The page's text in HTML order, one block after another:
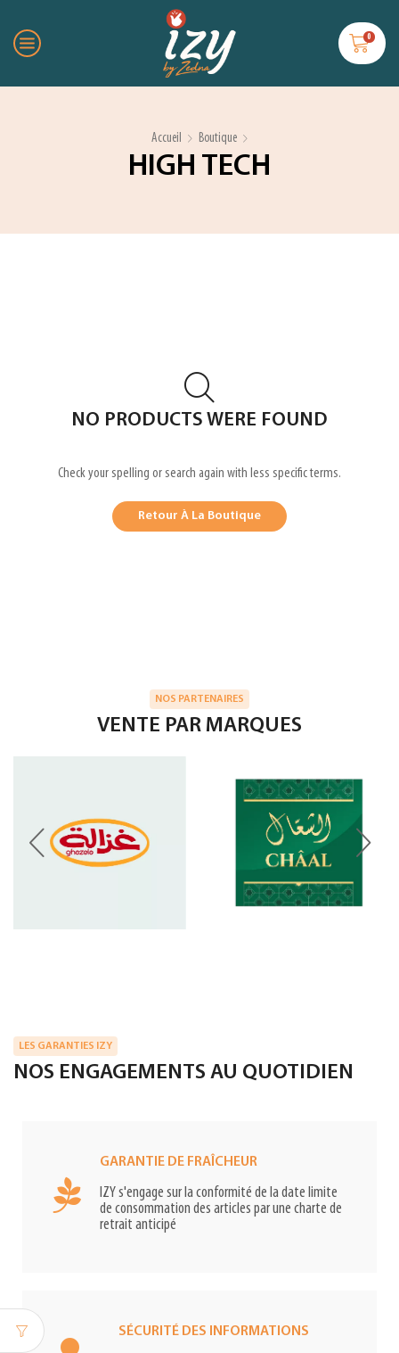
0
Accueil Boutique
HIGH TECH
NO PRODUCTS WERE FOUND
Check your spelling or search again with less specific terms.
Retour À La Boutique
NOS PARTENAIRES
VENTE PAR MARQUES
LES GARANTIES IZY
NOS ENGAGEMENTS AU QUOTIDIEN
GARANTIE DE FRAÎCHEUR
IZY s'engage sur la conformité de la date limite
de consommation des articles par une charte de
retrait anticipé
SÉCURITÉ DES INFORMATIONS